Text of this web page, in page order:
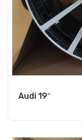
Audi 19″